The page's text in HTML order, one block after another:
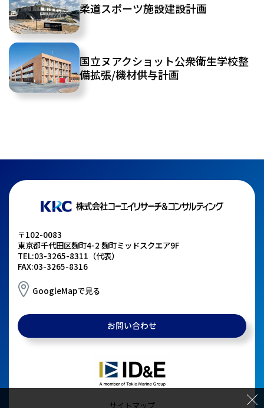
柔道スポーツ施設建設計画
国立ヌアクショット公衆衛生学校整
備拡張/機材供与計画
〒102-0083
東京都千代田区麹町4-2 麹町ミッドスクエア9F
TEL:03-3265-8311（代表）
FAX:03-3265-8316
GoogleMapで見る
お問い合わせ
サイトマップ